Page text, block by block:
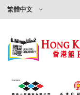
繁體中文